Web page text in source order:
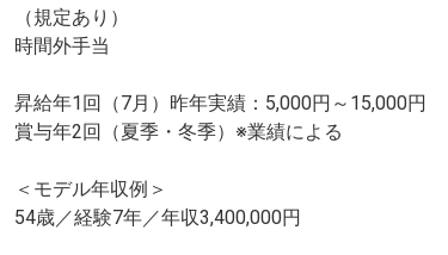
（規定あり）
時間外手当
昇給年1回（7月）昨年実績：5,000円～15,000円
賞与年2回（夏季・冬季）※業績による
＜モデル年収例＞
54歳／経験7年／年収3,400,000円